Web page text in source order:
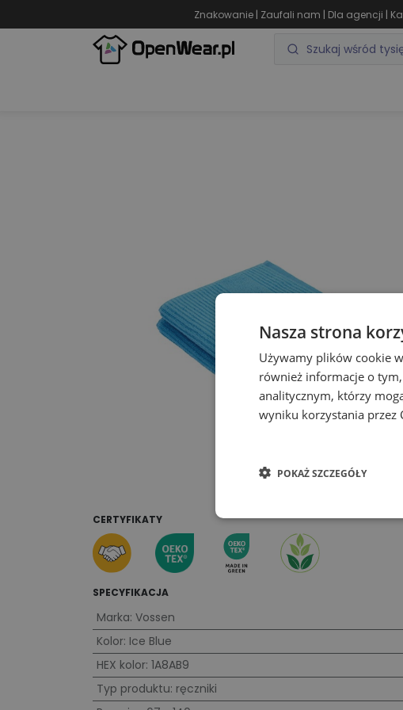
Znakowanie | Zaufali nam | Dla agencji |
CERTYFIKATY
SPECYFIKACJA
Marka: Vossen
Kolor: Ice Blue
HEX kolor: 1A8AB9
Typ produktu: ręczniki
Nasza strona
Używamy plików cookie
również informacje o
analitycznym, którzy
wyniku korzystania przez
POKAŻ SZCZEGÓŁY